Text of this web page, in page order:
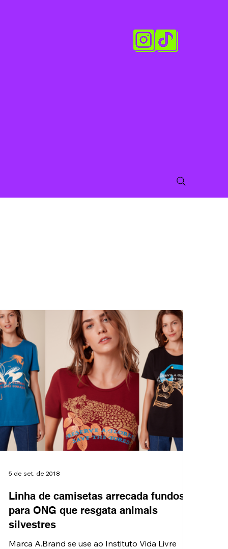
Linha de camisetas arrecada fundos
para ONG que resgata animais
silvestres
Marca A.Brand se use ao Instituto Vida Livre
5 de set. de 2018